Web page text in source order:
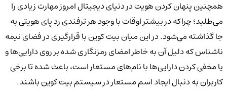
همچنین پنهان کردن هویت در دنیای دیجیتال امروز مهارت زیادی را
می‌طلبد؛ چراکه در بیشتر اوقات با وجود هر ترفندی رد پای هویتی به
جا گذاشته می‌شود. در این میان بیت کوین با قرارگیری در فضای نیمه
ناشناس که دلیل آن به خاطر امضای رمزنگاری شده بر روی دارایی‌ها و
یا مخفی کردن دارایی‌ها با نام‌های مستعار است، باعث شده تا برخی
کاربران به دنبال ایجاد اسم مستعار در سیستم بیت کوین باشند.